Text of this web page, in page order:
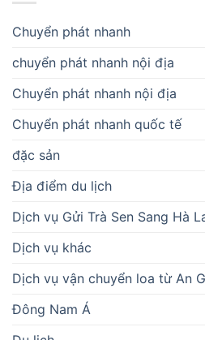
Chuyển phát nhanh
chuyển phát nhanh nội địa
Chuyển phát nhanh nội địa
Chuyển phát nhanh quốc tế
đặc sản
Địa điểm du lịch
Dịch vụ Gửi Trà Sen Sang Hà
Dịch vụ khác
Dịch vụ vận chuyển loa từ An
Đông Nam Á